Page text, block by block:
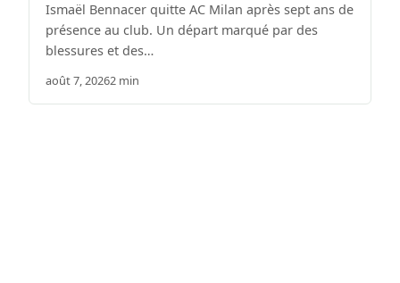
Ismaël Bennacer quitte AC Milan après sept ans de
présence au club. Un départ marqué par des
blessures et des…
août 7, 20262 min